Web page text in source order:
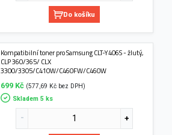
Do košíku
Kompatibilní toner pro Samsung CLT-Y406S - žlutý,
CLP 360/365/ CLX
3300/3305/C410W/C460FW/C460W
699 Kč (577,69 Kč bez DPH)
Skladem 5 ks